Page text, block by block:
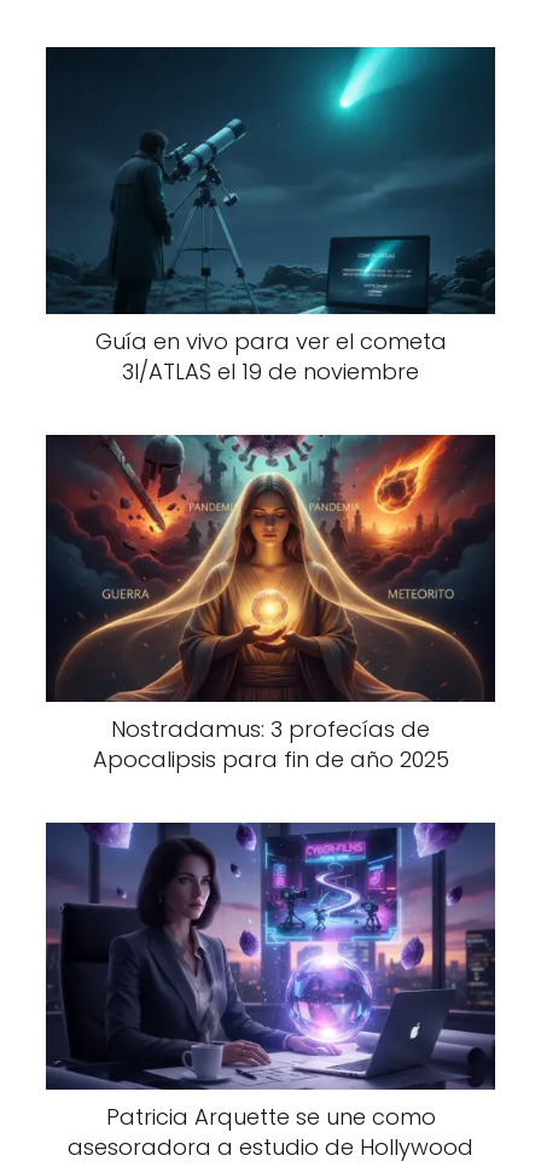
Guía en vivo para ver el cometa
3I/ATLAS el 19 de noviembre
Nostradamus: 3 profecías de
Apocalipsis para fin de año 2025
Patricia Arquette se une como
asesoradora a estudio de Hollywood